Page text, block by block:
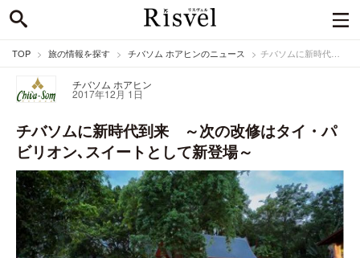
TOP 旅の情報を探す チバソム ホアヒンのニュース チバソムに新時代到来 ～次の改修はタイ・パビリオン､スイートとして新登場～
チバソム ホアヒン
2017年12月 1日
チバソムに新時代到来 ～次の改修はタイ・パ
ビリオン､スイートとして新登場～